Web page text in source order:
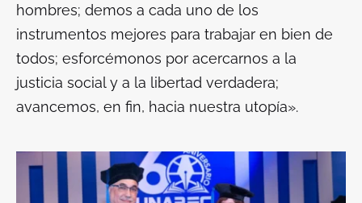
hombres; demos a cada uno de los
instrumentos mejores para trabajar en bien de
todos; esforcémonos por acercarnos a la
justicia social y a la libertad verdadera;
avancemos, en fin, hacia nuestra utopía».